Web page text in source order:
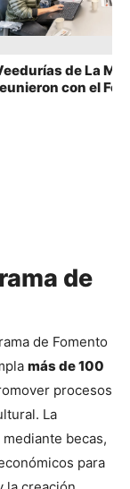
de La
con el
de
de Fomento
más de 100
procesos
La
becas,
para